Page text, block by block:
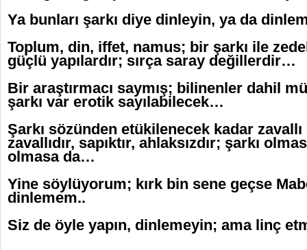
Ya bunları şarkı diye dinleyin, ya da
Toplum, din, iffet, namus; bir şarkı ile
güçlü yapılardır; sırça saray değillerdir…
Bir araştırmacı saymış; bilinenler dahil
şarkı var erotik sayılabilecek…
Şarkı sözünden etükilenecek kadar
zavallıdır, sapıktır, ahlaksızdır; şarkı
olmasa da…
Yine söylüyorum; kırk bin sene geçse
dinlemem..
Siz de öyle yapın, dinlemeyin; ama linç